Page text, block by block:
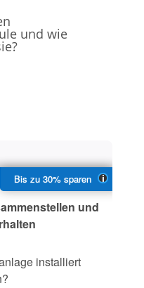
und wie
und
installiert